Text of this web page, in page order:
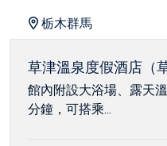
栃木群馬
草津溫泉度假酒店（
館內附設大浴場、露天
分鐘，可搭乘...